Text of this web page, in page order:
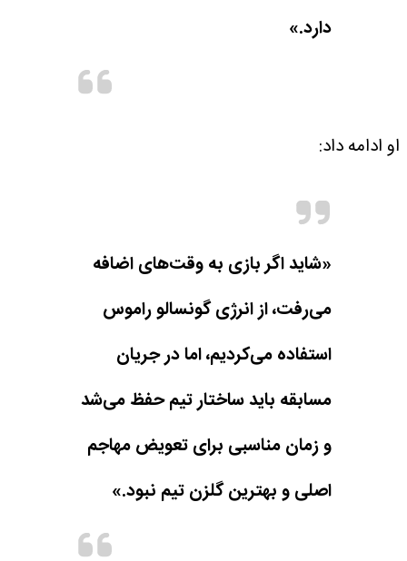
دارد.»
او ادامه داد:
«شاید اگر بازی به وقت‌های اضافه
می‌رفت، از انرژی گونسالو راموس
استفاده می‌کردیم، اما در جریان
مسابقه باید ساختار تیم حفظ می‌شد
و زمان مناسبی برای تعویض مهاجم
اصلی و بهترین گلزن تیم نبود.»